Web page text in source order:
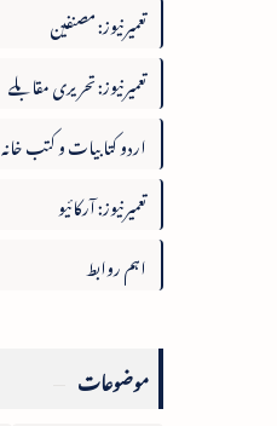
تعمیرنیوز: مصنفین
تعمیرنیوز: تحریری مقابلے
اردو کتابیات و کتب خانہ
تعمیرنیوز: آرکائیو
اہم روابط
موضوعات